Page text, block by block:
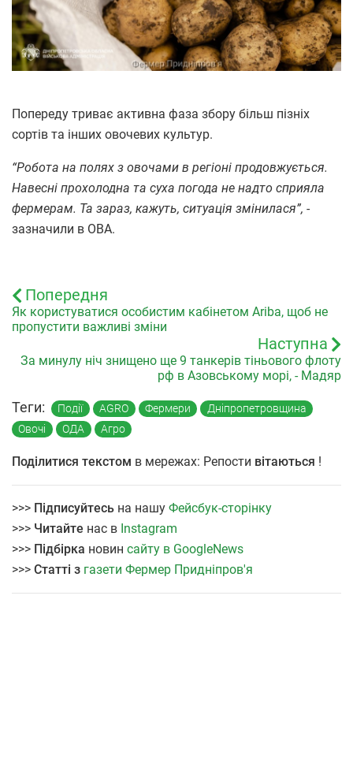
Попереду триває активна фаза збору більш пізніх
сортів та інших овочевих культур.
“Робота на полях з овочами в регіоні продовжується.
Навесні прохолодна та суха погода не надто сприяла
фермерам. Та зараз, кажуть, ситуація змінилася”, -
зазначили в ОВА.
Попередня
Як користуватися особистим кабінетом Ariba, щоб не
пропустити важливі зміни
Наступна
За минулу ніч знищено ще 9 танкерів тіньового флоту
рф в Азовському морі, - Мадяр
Теги: Події AGRO Фермери
Дніпропетровщина
Овочі
ОДА Агро
Поділитися текстом в мережах: Репости вітаються !
>>> Підписуйтесь на нашу Фейсбук-сторінку
>>> Читайте нас в Instagram
>>> Підбірка новин сайту в GoogleNews
>>> Статті з газети Фермер Придніпров'я